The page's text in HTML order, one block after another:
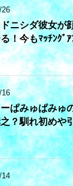
26
ニシダ彼女が
！今もﾏｯﾁﾝｸﾞ
16
ぱみゅぱみゅ
？馴れ初めや
14